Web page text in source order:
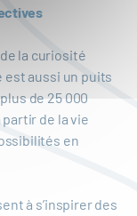
la curiosité
est aussi un puits
de 25 000
de la vie
en
à s’inspirer des